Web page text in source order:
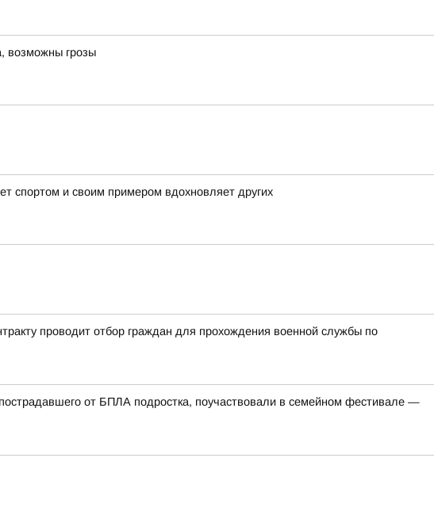
возможны грозы
спортом и своим примером вдохновляет других
проводит отбор граждан для прохождения военной службы по
от БПЛА подростка, поучаствовали в семейном фестивале —